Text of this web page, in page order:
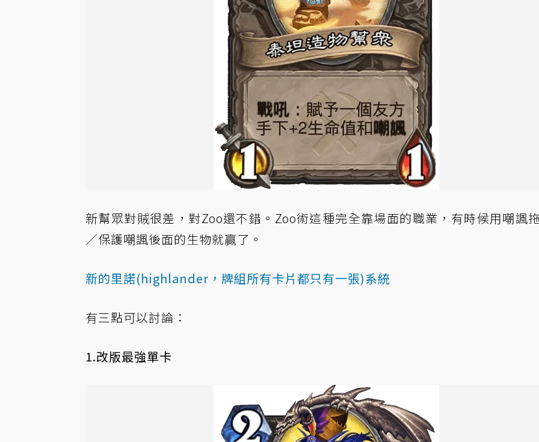
新幫眾對賊很差，對Zoo還不錯。Zoo術這種完全靠場面的職業，有時候用嘲諷
／保護嘲諷後面的生物就贏了。
新的里諾(highlander，牌組所有卡片都只有一張)系統
有三點可以討論：
1.改版最強單卡